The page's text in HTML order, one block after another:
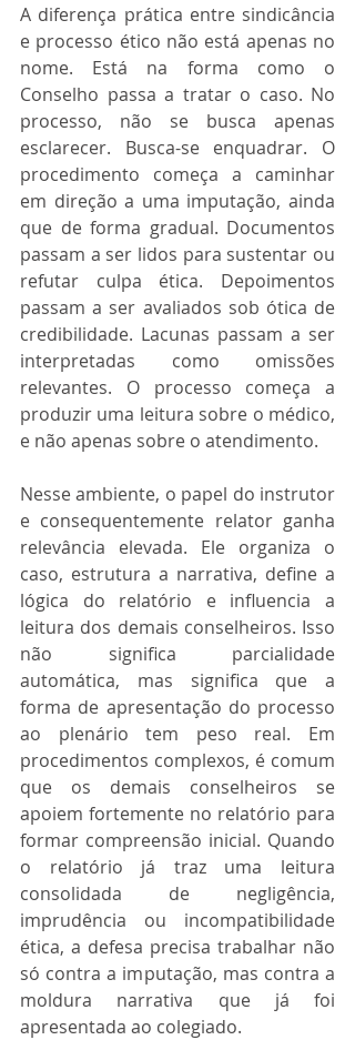
A diferença prática entre sindicância
e processo ético não está apenas no
nome. Está na forma como o
Conselho passa a tratar o caso. No
processo, não se busca apenas
esclarecer. Busca-se enquadrar. O
procedimento começa a caminhar
em direção a uma imputação, ainda
que de forma gradual. Documentos
passam a ser lidos para sustentar ou
refutar culpa ética. Depoimentos
passam a ser avaliados sob ótica de
credibilidade. Lacunas passam a ser
interpretadas como omissões
relevantes. O processo começa a
produzir uma leitura sobre o médico,
e não apenas sobre o atendimento.
Nesse ambiente, o papel do instrutor
e consequentemente relator ganha
relevância elevada. Ele organiza o
caso, estrutura a narrativa, define a
lógica do relatório e influencia a
leitura dos demais conselheiros. Isso
não significa parcialidade
automática, mas significa que a
forma de apresentação do processo
ao plenário tem peso real. Em
procedimentos complexos, é comum
que os demais conselheiros se
apoiem fortemente no relatório para
formar compreensão inicial. Quando
o relatório já traz uma leitura
consolidada de negligência,
imprudência ou incompatibilidade
ética, a defesa precisa trabalhar não
só contra a imputação, mas contra a
moldura narrativa que já foi
apresentada ao colegiado.